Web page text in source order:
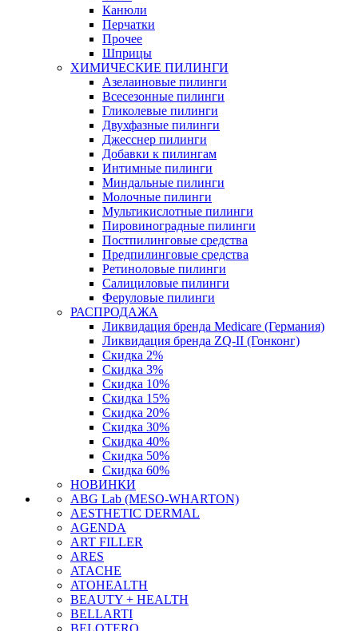
Канюли
Перчатки
Прочее
Шприцы
ХИМИЧЕСКИЕ ПИЛИНГИ
Азелаиновые пилинги
Всесезонные пилинги
Гликолевые пилинги
Двухфазные пилинги
Джесснер пилинги
Добавки к пилингам
Интимные пилинги
Миндальные пилинги
Молочные пилинги
Мультикислотные пилинги
Пировиноградные пилинги
Постпилинговые средства
Предпилинговые средства
Ретиноловые пилинги
Салициловые пилинги
Феруловые пилинги
РАСПРОДАЖА
Ликвидация бренда Medicare (Германия)
Ликвидация бренда ZQ-II (Гонконг)
Скидка 2%
Скидка 3%
Скидка 10%
Скидка 15%
Скидка 20%
Скидка 30%
Скидка 40%
Скидка 50%
Скидка 60%
НОВИНКИ
ABG Lab (MESO-WHARTON)
AESTHETIC DERMAL
AGENDA
ART FILLER
ARES
ATACHE
ATOHEALTH
BEAUTY + HEALTH
BELLARTI
BELOTERO